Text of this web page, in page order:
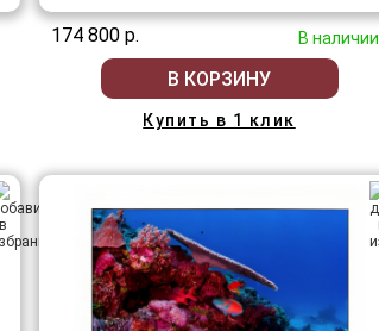
174 800 р. В наличии
В КОРЗИНУ
Купить в 1 клик